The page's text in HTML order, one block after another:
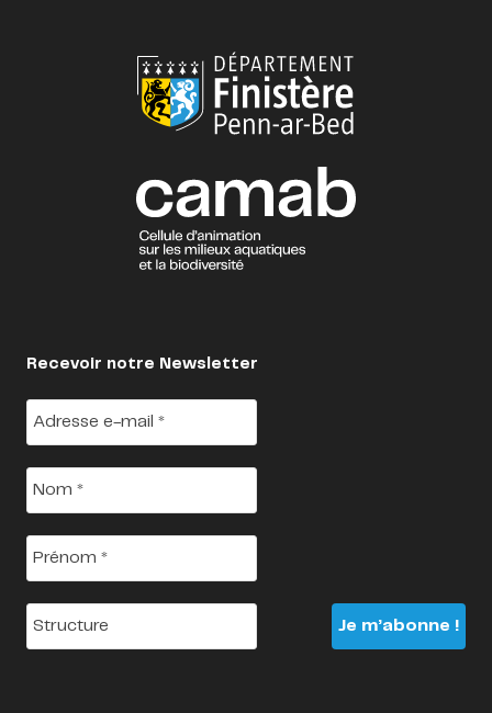
Recevoir notre Newsletter
Adresse
e-
mail
Nom
Prénom
Structure